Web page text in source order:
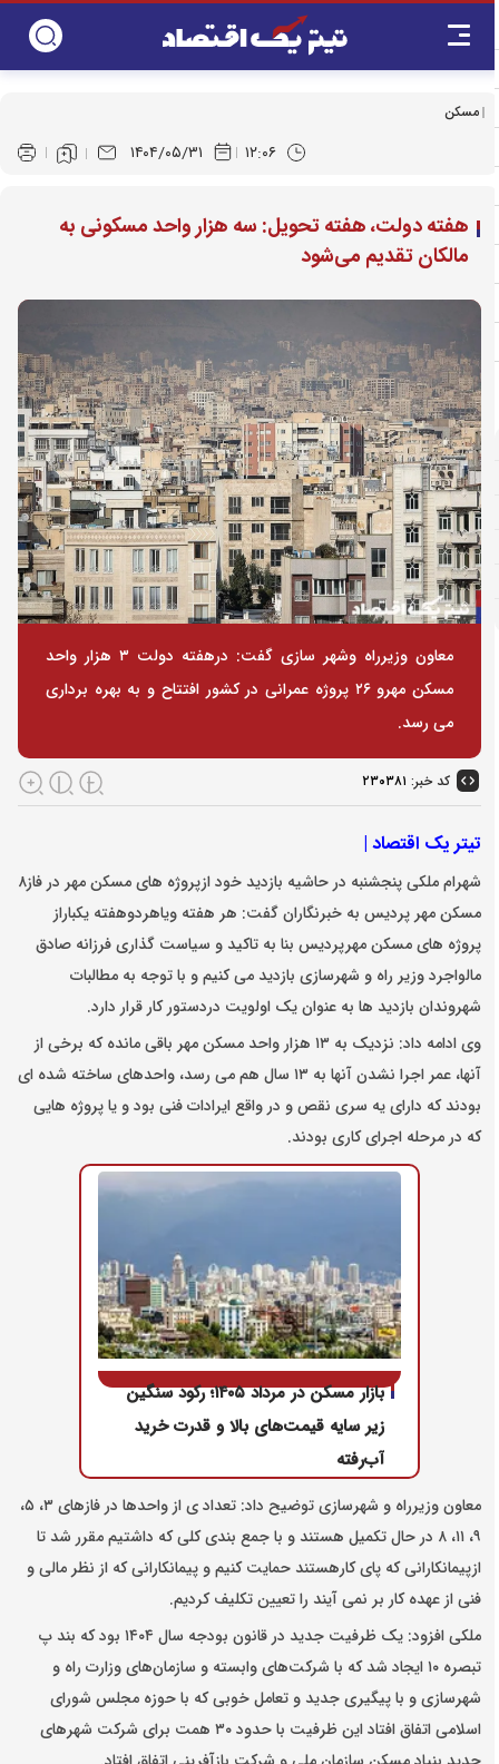
مسکن
۱۴۰۴/۰۵/۳۱ ۱۲:۰۶
هفته دولت، هفته تحویل: سه هزار واحد مسکونی به
مالکان تقدیم می‌شود
معاون وزیرراه وشهر سازی گفت: درهفته دولت ۳ هزار واحد
مسکن مهرو ۲۶ پروژه عمرانی در کشور افتتاح و به بهره برداری
می رسد.
کد خبر: ۲۳۰۳۸۱
تیتر یک اقتصاد |
شهرام ملکی پنجشنبه در حاشیه بازدید خود ازپروژه های مسکن مهر در فاز۸
مسکن مهر پردیس به خبرنگاران گفت: هر هفته ویاهردوهفته یکباراز
پروژه های مسکن مهرپردیس بنا به تاکید و سیاست گذاری فرزانه صادق
مالواجرد وزیر راه و شهرسازی بازدید می کنیم و با توجه به مطالبات
شهروندان بازدید ها به عنوان یک اولویت دردستور کار قرار دارد.
وی ادامه داد: نزدیک به ۱۳ هزار واحد مسکن مهر باقی مانده که برخی از
آنها، عمر اجرا نشدن آنها به ۱۳ سال هم می رسد، واحدهای ساخته شده ای
بودند که دارای یه سری نقص و در واقع ایرادات فنی بود و یا پروژه هایی
که در مرحله اجرای کاری بودند.
بازار مسکن در مرداد ۱۴۰۵؛ رکود سنگین
زیر سایه قیمت‌های بالا و قدرت خرید
آب‌رفته
معاون وزیرراه و شهرسازی توضیح داد: تعداد ی از واحدها در فازهای ۳، ۵،
۹، ۱۱، ۸ در حال تکمیل هستند و با جمع بندی کلی که داشتیم مقرر شد تا
ازپیمانکارانی که پای کارهستند حمایت کنیم و پیمانکارانی که از نظر مالی و
فنی از عهده کار بر نمی آیند را تعیین تکلیف کردیم.
ملکی افزود: یک ظرفیت جدید در قانون بودجه سال ۱۴۰۴ بود که بند پ
تبصره ۱۰ ایجاد شد که با شرکت‌های وابسته و سازمان‌های وزارت راه و
شهرسازی و با پیگیری جدید و تعامل خوبی که با حوزه مجلس شورای
اسلامی اتفاق افتاد این ظرفیت با حدود ۳۰ همت برای شرکت شهرهای